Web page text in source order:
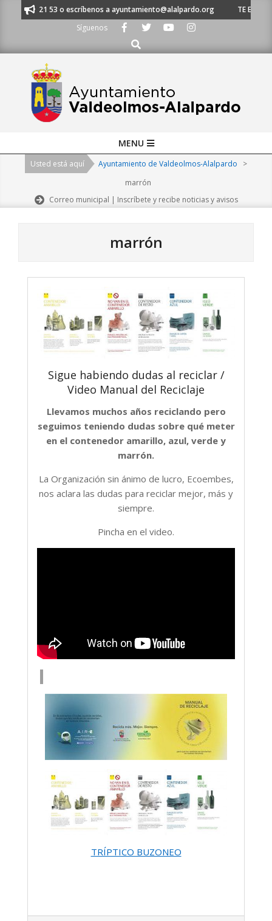
al 91 620 21 53 o escríbenos a ayuntamiento@alalpardo.org
TE
Síguenos
Buscar
Navigation
MENU
Usted está aquí Ayuntamiento de Valdeolmos-Alalpardo
>
marrón
Correo municipal | Inscríbete y recibe noticias y avisos
marrón
Sigue habiendo dudas al reciclar /
Video Manual del Reciclaje
Llevamos muchos años reciclando pero
seguimos teniendo dudas sobre qué meter
en el contenedor amarillo, azul, verde y
marrón.
La Organización sin ánimo de lucro, Ecoembes,
nos aclara las dudas para reciclar mejor, más y
siempre.
Pincha en el video.
TRÍPTICO BUZONEO